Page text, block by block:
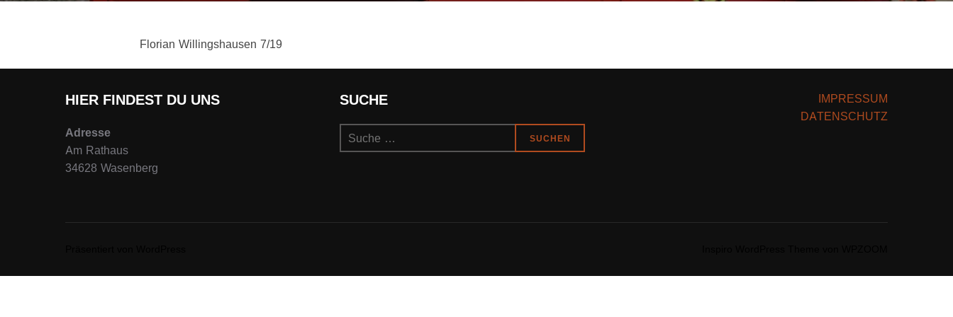
Florian Willingshausen 7/19
HIER FINDEST DU UNS
Adresse
Am Rathaus
34628 Wasenberg
SUCHE
Suchen
nach:
SUCHEN
IMPRESSUM
DATENSCHUTZ